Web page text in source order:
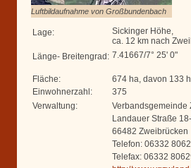
Luftbildaufnahme von Großbundenbach
Lage:
Sickinger Höhe,
ca. 12 km nach
Länge- Breitengrad: 7.41667/7° 25' 0"
Fläche:
674 ha, davon 133
Einwohnerzahl:
375
Verwaltung:
Verbandsgemeinde
Landauer Straße
66482 Zweibrücken
Telefon: 06332
Telefax: 06332